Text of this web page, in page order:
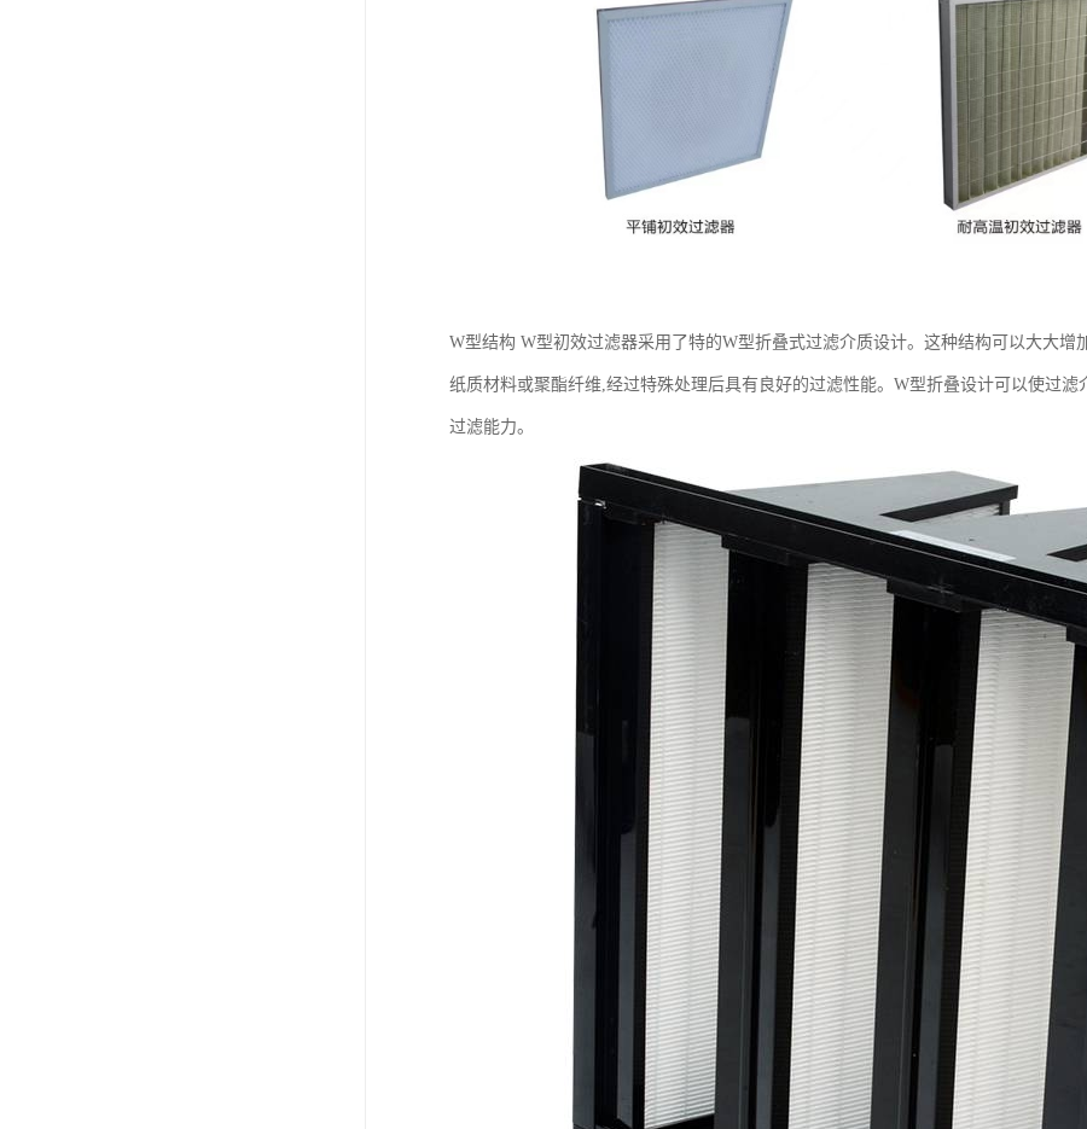
W型结构 W型初效过滤器采用了特的W型折叠式过滤介质设计。这种结构可以大大增
纸质材料或聚酯纤维,经过特殊处理后具有良好的过滤性能。W型折叠设计可以使过
过滤能力。